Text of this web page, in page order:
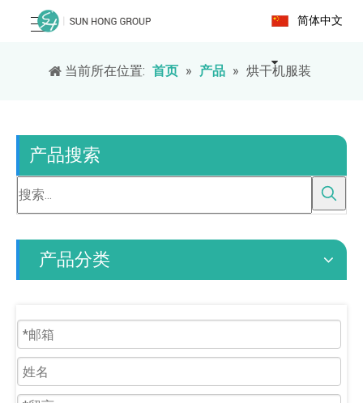
简体中文
当前所在位置: 首页 » 产品 » 烘干机服装
产品搜索
产品分类